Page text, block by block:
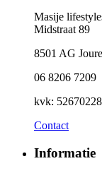
Masije
Midstraat 89
8501 AG Joure
06 8206 7209
kvk: 52670228
Contact
Informatie